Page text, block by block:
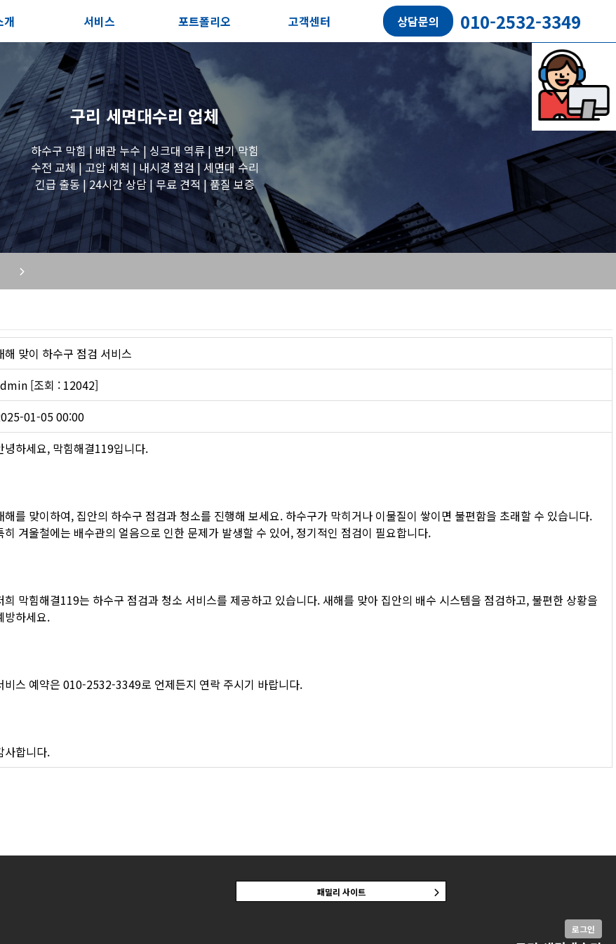
개
항
길
서비스
서비스안내
포스트
포트폴리오
전체보기
세면대 작업
변기 작업
욕조 작업
원룸 수전 작업
고객센터
고객후기
상담문의 010-2532-3349
구리 세면대수리 업체
하수구 막힘 | 배관 누수 | 싱크대 역류 | 변기 막힘
수전 교체 | 고압 세척 | 내시경 점검 | 세면대 수리
긴급 출동 | 24시간 상담 | 무료 견적 | 품질 보증
해 맞이 하수구 점검 서비스
[조회 : 12042]
01-05 00:00
녕하세요, 막힘해결119입니다.
해를 맞이하여, 집안의 하수구 점검과 청소를 진행해 보세요. 하수구가 막히거나 이물질이 쌓이면 불편함을 초래할 수 있습니다.
히 겨울철에는 배수관의 얼음으로 인한 문제가 발생할 수 있어, 정기적인 점검이 필요합니다.
희 막힘해결119는 하수구 점검과 청소 서비스를 제공하고 있습니다. 새해를 맞아 집안의 배수 시스템을 점검하고, 불편한 상황을
방하세요.
비스 예약은 010-2532-3349로 언제든지 연락 주시기 바랍니다.
사합니다.
로그인
패밀리 사이트